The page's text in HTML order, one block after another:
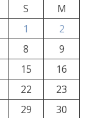
S
M
1
2
8
9
15
16
22
23
29
30